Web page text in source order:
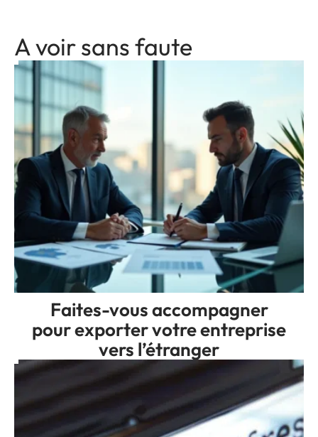
A voir sans faute
Faites-vous accompagner
pour exporter votre entreprise
vers l’étranger